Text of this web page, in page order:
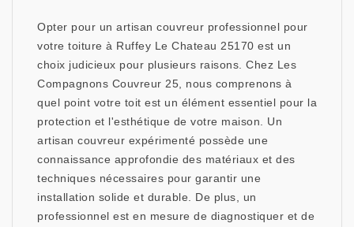
Opter pour un artisan couvreur professionnel pour
votre toiture à Ruffey Le Chateau 25170 est un
choix judicieux pour plusieurs raisons. Chez Les
Compagnons Couvreur 25, nous comprenons à
quel point votre toit est un élément essentiel pour la
protection et l'esthétique de votre maison. Un
artisan couvreur expérimenté possède une
connaissance approfondie des matériaux et des
techniques nécessaires pour garantir une
installation solide et durable. De plus, un
professionnel est en mesure de diagnostiquer et de